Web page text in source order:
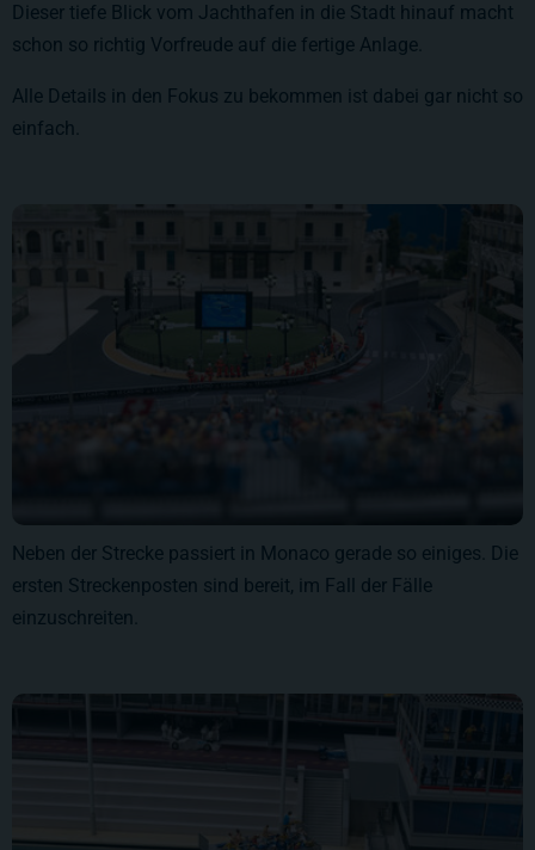
Dieser tiefe Blick vom Jachthafen in die Stadt hinauf macht
schon so richtig Vorfreude auf die fertige Anlage.
Alle Details in den Fokus zu bekommen ist dabei gar nicht so
einfach.
Neben der Strecke passiert in Monaco gerade so einiges. Die
ersten Streckenposten sind bereit, im Fall der Fälle
einzuschreiten.